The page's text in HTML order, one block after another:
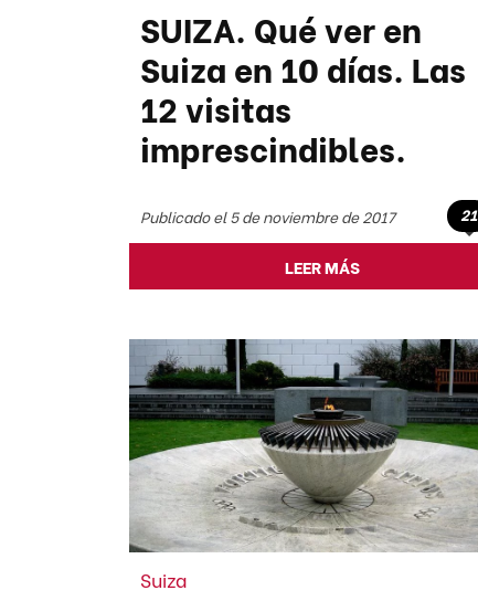
SUIZA. Qué ver en
Suiza en 10 días. Las
12 visitas
imprescindibles.
Publicado el 5 de noviembre de 2017 21
LEER MÁS
Suiza